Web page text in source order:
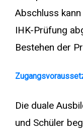
Abschluss
IHK-Prüfung
Bestehen der
Die duale
und Schüler